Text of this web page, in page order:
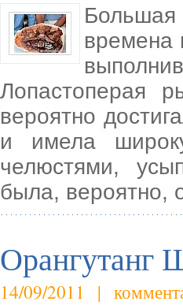
Большая
времена
Лопастоперая
вероятно
и имела
челюстями,
была, вероятно,
Орангутанг
14/09/2011 |